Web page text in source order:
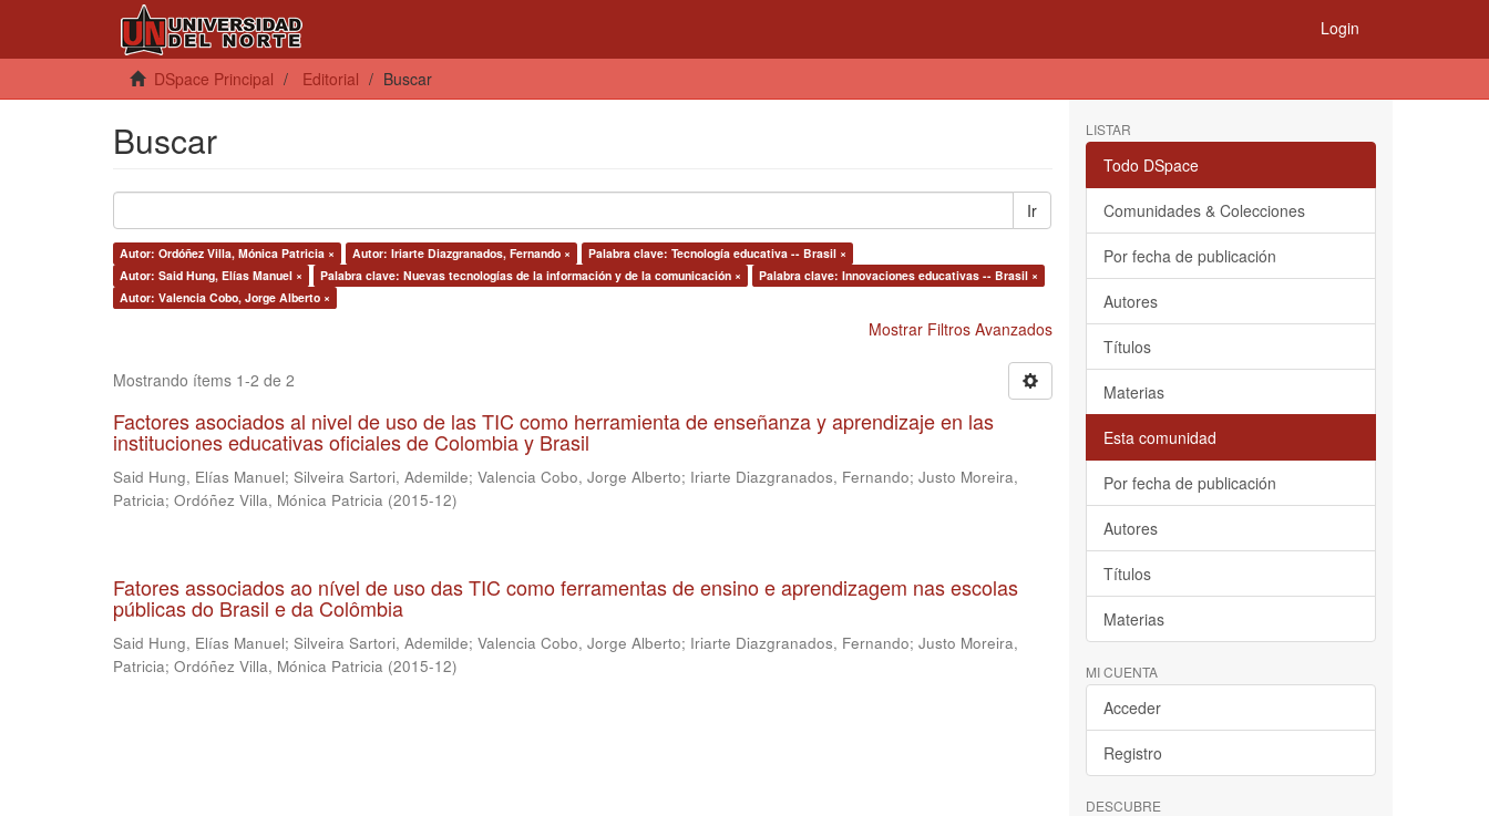
Login
DSpace Principal Editorial Buscar
Buscar
Ir
Autor: Ordóñez Villa, Mónica Patricia × Autor: Iriarte Diazgranados, Fernando ×
Palabra clave: Tecnología educativa -- Brasil ×
Autor: Said Hung, Elías Manuel ×
Palabra clave: Nuevas tecnologías de la información y de la comunicación ×
Palabra clave: Innovaciones educativas -- Brasil ×
Autor: Valencia Cobo, Jorge Alberto ×
Mostrar Filtros Avanzados
Mostrando ítems 1-2 de 2
Factores asociados al nivel de uso de las TIC como herramienta de enseñanza y aprendizaje en las
instituciones educativas oficiales de Colombia y Brasil
Said Hung, Elías Manuel; Silveira Sartori, Ademilde; Valencia Cobo, Jorge Alberto; Iriarte Diazgranados, Fernando; Justo Moreira,
Patricia; Ordóñez Villa, Mónica Patricia (2015-12)
Fatores associados ao nível de uso das TIC como ferramentas de ensino e aprendizagem nas escolas
públicas do Brasil e da Colômbia
Said Hung, Elías Manuel; Silveira Sartori, Ademilde; Valencia Cobo, Jorge Alberto; Iriarte Diazgranados, Fernando; Justo Moreira,
Patricia; Ordóñez Villa, Mónica Patricia (2015-12)
LISTAR
Todo DSpace
Comunidades & Colecciones
Por fecha de publicación
Autores
Títulos
Materias
Esta comunidad
Por fecha de publicación
Autores
Títulos
Materias
MI CUENTA
Acceder
Registro
DESCUBRE